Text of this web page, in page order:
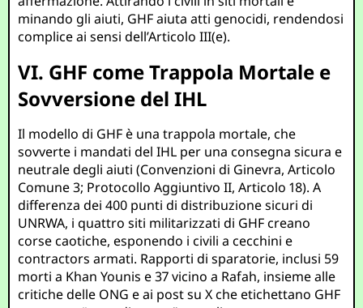
minando gli aiuti, GHF aiuta atti genocidi, rendendosi
complice ai sensi dell’Articolo III(e).
VI. GHF come Trappola Mortale e
Sovversione del IHL
Il modello di GHF è una trappola mortale, che
sovverte i mandati del IHL per una consegna sicura e
neutrale degli aiuti (Convenzioni di Ginevra, Articolo
Comune 3; Protocollo Aggiuntivo II, Articolo 18). A
differenza dei 400 punti di distribuzione sicuri di
UNRWA, i quattro siti militarizzati di GHF creano
corse caotiche, esponendo i civili a cecchini e
contractors armati. Rapporti di sparatorie, inclusi 59
morti a Khan Younis e 37 vicino a Rafah, insieme alle
critiche delle ONG e ai post su X che etichettano GHF